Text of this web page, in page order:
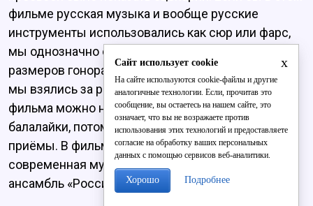
фильме русская музыка и вообще русские
инструменты использовались как сюр или фарс,
мы однозначно отказались бы, независимо от
размеров гонорара. Но такого не было, поэтому
мы взялись за работу. Во время просмотра
фильма можно не понять, что там играют
балалайки, потому что использовались новые
приёмы. В фильме звучит достаточно
современная музыка, даже не скажешь, что там
ансамбль «Россия» за кадром (смеётся).
x
Сайт использует cookie
На сайте используются cookie-файлы и другие
аналогичные технологии. Если, прочитав это
сообщение, вы остаетесь на нашем сайте, это
означает, что вы не возражаете против
использования этих технологий и предоставляете
согласие на обработку ваших персональных
данных с помощью сервисов веб-аналитики.
Хорошо Подробнее